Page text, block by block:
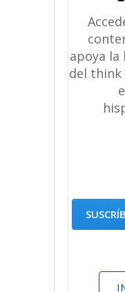
apoya
del think